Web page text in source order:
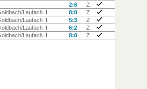
2:6
Z
Laufach II 8:0
Z
Laufach II 5:3
Z
Laufach II 6:2
Z
Laufach II 8:0 Z